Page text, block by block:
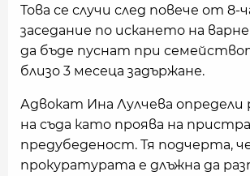
Това се случи след повече от 8-
заседание по искането на
да бъде пуснат при
близо 3 месеца задържане.
Адвокат Ина Лулчева
на съда като проява на
предубеденост. Тя подчерта,
прокуратурата е длъжна да